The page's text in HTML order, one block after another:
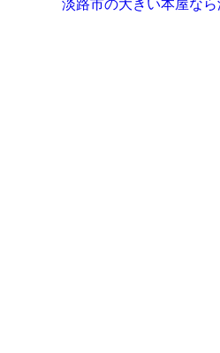
淡路市の大きい本屋な